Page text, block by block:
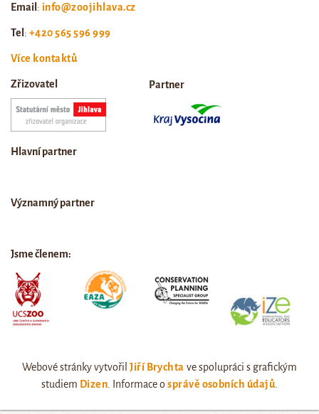
Email: info@zoojihlava.cz
Tel: +420 565 596 999
Více kontaktů
Zřizovatel Partner
Hlavní partner
Významný partner
Jsme členem:
Webové stránky vytvořilJiří Brychta ve spolupráci s grafickým
studiem Dizen . Informace osprávě osobních údajů